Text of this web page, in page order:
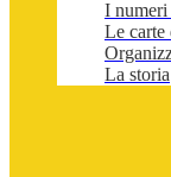
I numeri
Le carte
La storia